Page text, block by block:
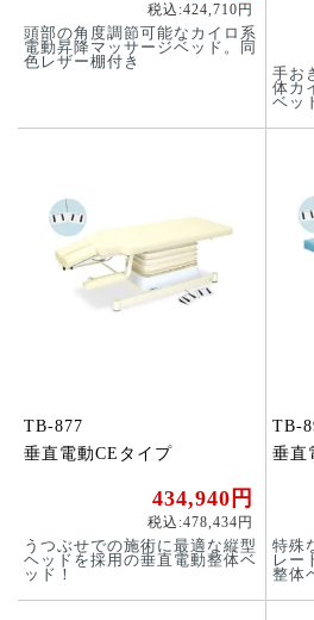
税込:424,710円
頭部の角度調節可能なカイロ系
電動昇降マッサージベッド。同
色レザー棚付き
手お
体カ
ベッ
TB-877
垂直電動CEタイプ
434,940円
税込:478,434円
うつぶせでの施術に最適な縦型
ヘッドを採用の垂直電動整体ベ
ッド！
TB-
垂直
特殊
レー
整